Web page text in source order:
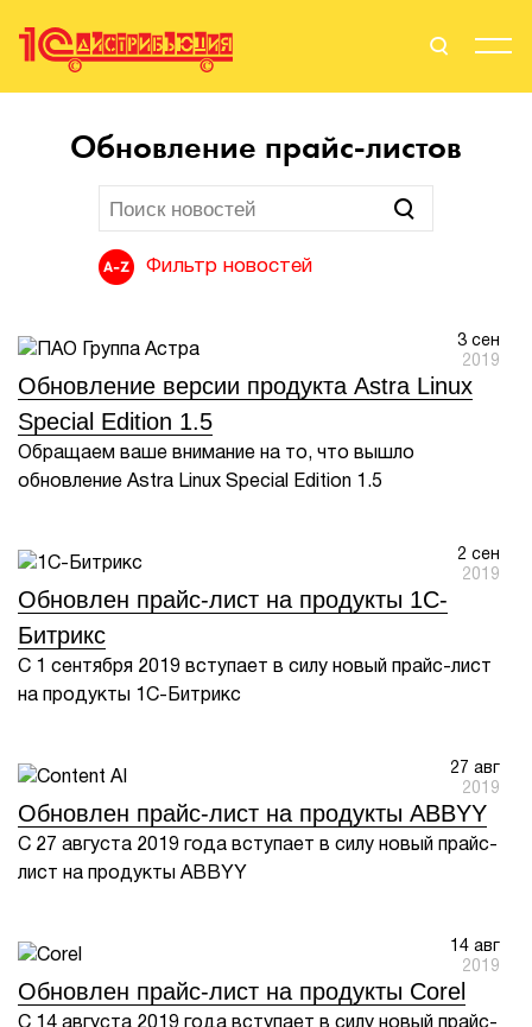
Поиск Вход
Стать Партнером
Вендоры
Партнерам
События
Обновление прайс-листов
Фильтр новостей
3 сен
2019
Обновление версии продукта Astra Linux
Special Edition 1.5
Обращаем ваше внимание на то, что вышло
обновление Astra Linux Special Edition 1.5
2 сен
2019
Обновлен прайс-лист на продукты 1С-
Битрикс
С 1 сентября 2019 вступает в силу новый прайс-лист
на продукты 1С-Битрикс
27 авг
2019
Обновлен прайс-лист на продукты ABBYY
С 27 августа 2019 года вступает в силу новый прайс-
лист на продукты ABBYY
14 авг
2019
Обновлен прайс-лист на продукты Corel
С 14 августа 2019 года вступает в силу новый прайс-